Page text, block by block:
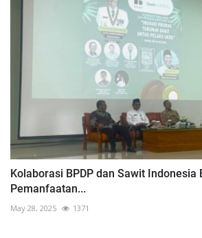
Kolaborasi BPDP dan Sawit Indonesia
Pemanfaatan...
May 28, 2025 1371